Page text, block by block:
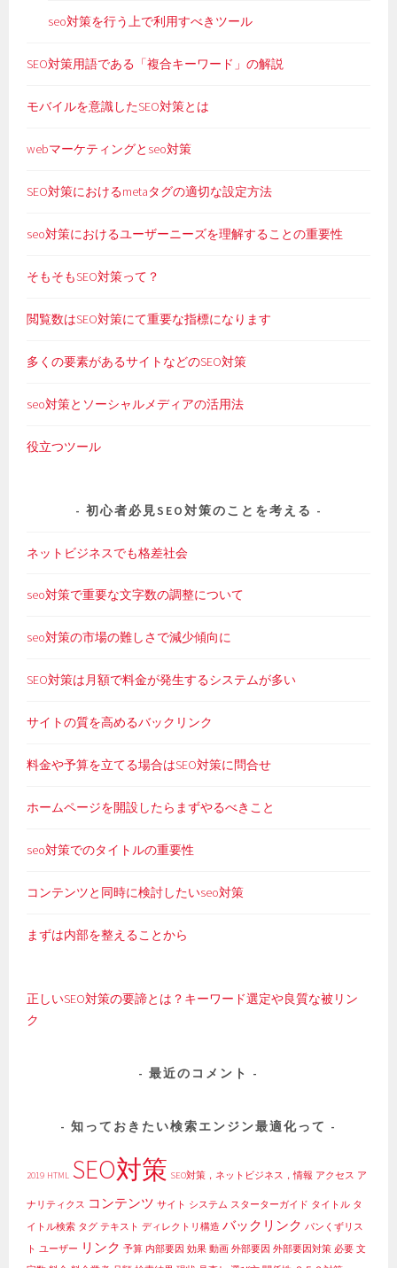
seo対策を行う上で利用すべきツール
SEO対策用語である「複合キーワード」の解説
モバイルを意識したSEO対策とは
webマーケティングとseo対策
SEO対策におけるmetaタグの適切な設定方法
seo対策におけるユーザーニーズを理解することの重要性
そもそもSEO対策って？
閲覧数はSEO対策にて重要な指標になります
多くの要素があるサイトなどのSEO対策
seo対策とソーシャルメディアの活用法
役立つツール
初心者必見SEO対策のことを考える
ネットビジネスでも格差社会
seo対策で重要な文字数の調整について
seo対策の市場の難しさで減少傾向に
SEO対策は月額で料金が発生するシステムが多い
サイトの質を高めるバックリンク
料金や予算を立てる場合はSEO対策に問合せ
ホームページを開設したらまずやるべきこと
seo対策でのタイトルの重要性
コンテンツと同時に検討したいseo対策
まずは内部を整えることから
正しいSEO対策の要諦とは？キーワード選定や良質な被リン
ク
最近のコメント
知っておきたい検索エンジン最適化って
2019 HTML SEO対策 SEO対策，ネットビジネス，情報 アクセス ア
ナリティクス コンテンツ サイト システム スターターガイド タイトル タ
イトル検索 タグ テキスト ディレクトリ構造 バックリンク パンくずリス
ト ユーザー リンク 予算 内部要因 効果 動画 外部要因 外部要因対策 必要 文